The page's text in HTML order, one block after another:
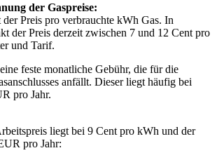
der Gaspreise:
Preis pro verbrauchte kWh Gas. In
der Preis derzeit zwischen 7 und 12 Cent pro
und Tarif.
feste monatliche Gebühr, die für die
anfällt. Dieser liegt häufig bei
pro Jahr.
liegt bei 9 Cent pro kWh und der
pro Jahr: